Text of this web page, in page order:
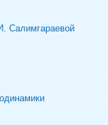
Салимгараевой